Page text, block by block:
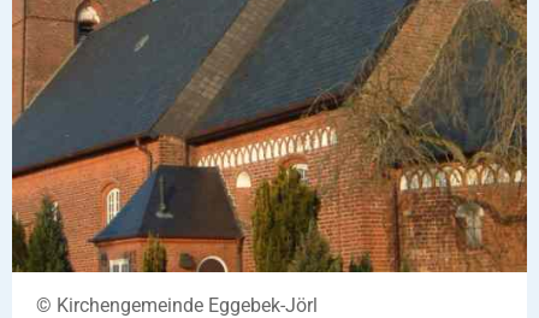
© Kirchengemeinde Eggebek-Jörl